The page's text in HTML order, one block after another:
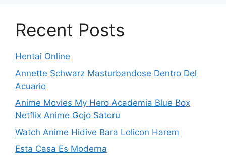
Recent Posts
Hentai Online
Annette Schwarz Masturbandose Dentro Del
Acuario
Anime Movies My Hero Academia Blue Box
Netflix Anime Gojo Satoru
Watch Anime Hidive Bara Lolicon Harem
Esta Casa Es Moderna